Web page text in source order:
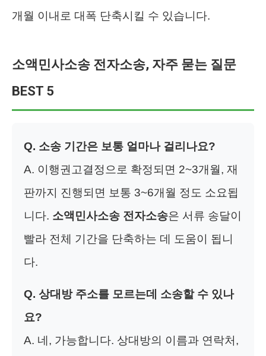
개월 이내로 대폭 단축시킬 수 있습니다.
소액민사소송 전자소송, 자주 묻는 질문
BEST 5
Q. 소송 기간은 보통 얼마나 걸리나요?
A. 이행권고결정으로 확정되면 2~3개월, 재
판까지 진행되면 보통 3~6개월 정도 소요됩
니다. 소액민사소송 전자소송은 서류 송달이
빨라 전체 기간을 단축하는 데 도움이 됩니
다.
Q. 상대방 주소를 모르는데 소송할 수 있나
요?
A. 네, 가능합니다. 상대방의 이름과 연락처,